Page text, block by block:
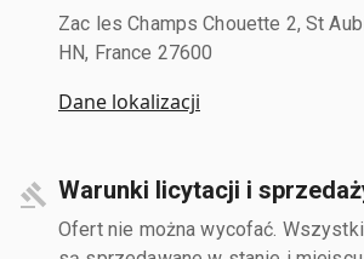
Zac les Champs Chouette 2, St
HN, France 27600
Dane lokalizacji
Warunki licytacji i
Ofert nie można wycofać.